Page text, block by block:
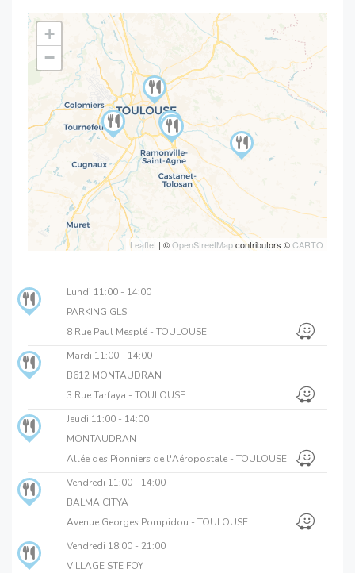
+
−
Leaflet | ©OpenStreetMapcontributors ©CARTO
Lundi 11:00 - 14:00
PARKING GLS
8 Rue Paul Mesplé - TOULOUSE
Mardi 11:00 - 14:00
B612 MONTAUDRAN
3 Rue Tarfaya - TOULOUSE
Jeudi 11:00 - 14:00
MONTAUDRAN
Allée des Pionniers de l'Aéropostale - TOULOUSE
Vendredi 11:00 - 14:00
BALMA CITYA
Avenue Georges Pompidou - TOULOUSE
Vendredi 18:00 - 21:00
VILLAGE STE FOY